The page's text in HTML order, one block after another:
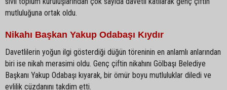
mutluluğuna ortak oldu.
Nikahı Başkan Yakup Odabaşı Kıydır
Davetlilerin yoğun ilgi gösterdiği düğün töreninin en anlamlı anlarından
biri ise nikah merasimi oldu. Genç çiftin nikahını Gölbaşı Belediye
Başkanı Yakup Odabaşı kıyarak, bir ömür boyu mutluluklar diledi ve
evlilik cüzdanını takdim etti.